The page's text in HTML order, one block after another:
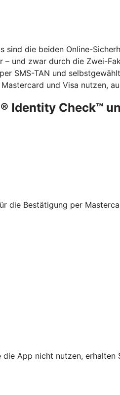
die beiden Online-
und zwar durch die Zwei-
SMS-TAN und
und Visa nutzen,
Identity Check™
die Bestätigung per
App nicht nutzen, erhalten